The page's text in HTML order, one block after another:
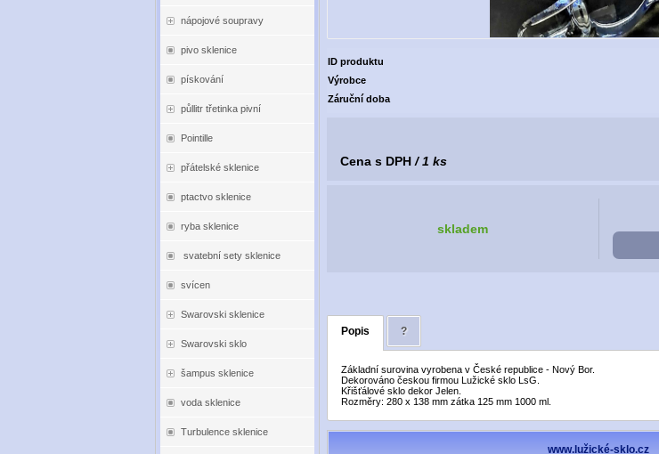
nápojové soupravy
pivo sklenice
pískování
půllitr třetinka pivní
Pointille
přátelské sklenice
ptactvo sklenice
ryba sklenice
svatební sety sklenice
svícen
Swarovski sklenice
Swarovski sklo
šampus sklenice
voda sklenice
Turbulence sklenice
ID produktu
Výrobce
Záruční doba
Cena s DPH / 1 ks
skladem
Popis ?
Základní surovina vyrobena v České republice - Nový Bor.
Dekorováno českou firmou Lužické sklo LsG.
Křišťálové sklo dekor Jelen.
Rozměry: 280 x 138 mm zátka 125 mm 1000 ml.
www.lužické-sklo.cz